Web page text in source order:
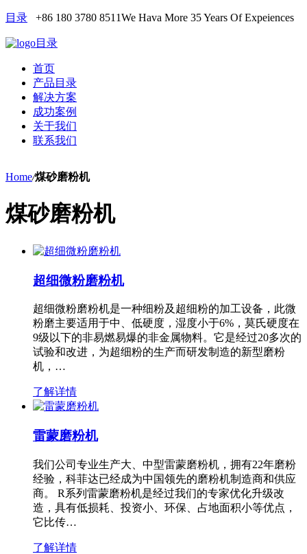
目录 +86 180 3780 8511We Hava More 35 Years Of Expeiences
目录
首页
产品目录
解决方案
成功案例
关于我们
联系我们
Home/煤砂磨粉机
煤砂磨粉机
超细微粉磨粉机
超细微粉磨粉机是一种细粉及超细粉的加工设备，此微
粉磨主要适用于中、低硬度，湿度小于6%，莫氏硬度在
9级以下的非易燃易爆的非金属物料。它是经过20多次的
试验和改进，为超细粉的生产而研发制造的新型磨粉
机，…
了解详情
雷蒙磨粉机
我们公司专业生产大、中型雷蒙磨粉机，拥有22年磨粉
经验，科菲达已经成为中国领先的磨粉机制造商和供应
商。 R系列雷蒙磨粉机是经过我们的专家优化升级改
造，具有低损耗、投资小、环保、占地面积小等优点，
它比传…
了解详情